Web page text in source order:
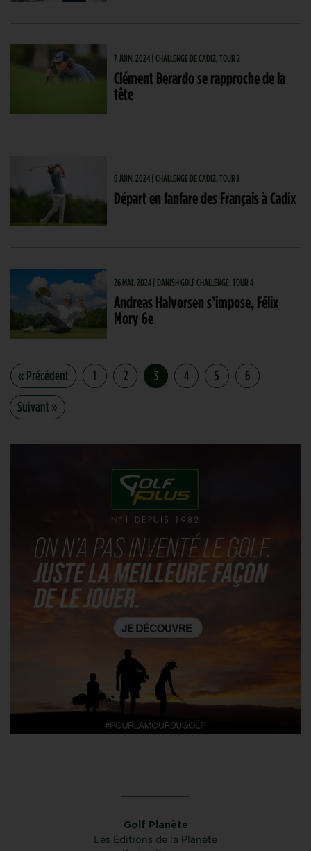
7 JUIN. 2024 | CHALLENGE DE CADIZ, TOUR 2
Clément Berardo se rapproche de la
tête
6 JUIN. 2024 | CHALLENGE DE CADIZ, TOUR 1
Départ en fanfare des Français à Cadix
26 MAI. 2024 | DANISH GOLF CHALLENGE, TOUR 4
Andreas Halvorsen s’impose, Félix
Mory 6e
« Précédent 1 2 3 4 5 6
Suivant »
Golf Planète
Les Éditions de la Planète